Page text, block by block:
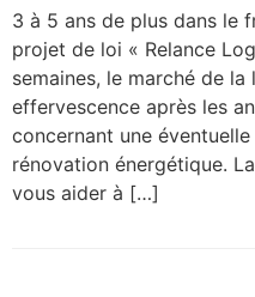
3 à 5 ans de plus dans le
projet de loi « Relance
semaines, le marché de
effervescence après les
concernant une
rénovation énergétique.
vous aider à […]